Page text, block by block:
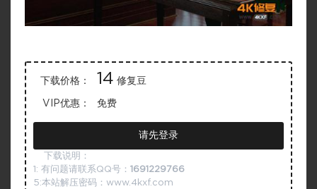
下载价格： 14 修复豆
VIP优惠： 免费
请先登录
下载说明：
1: 有问题请联系QQ号： 1691229766
5:本站解压密码：www.4kxf.com